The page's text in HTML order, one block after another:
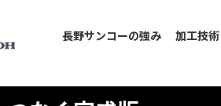
長野サンコーの強み 加工技術